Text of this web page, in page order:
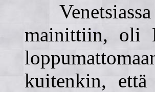
Venetsiassa
mainittiin, oli
kuitenkin,